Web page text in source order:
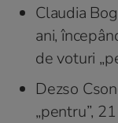
Claudia
ani,
de voturi
Dezso
„pentru”,